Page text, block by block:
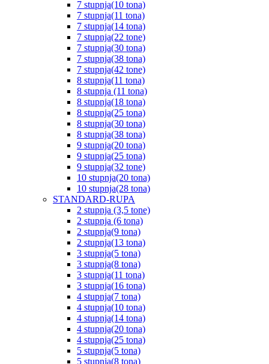
7 stupnja(10 tona)
7 stupnja(11 tona)
7 stupnja(14 tona)
7 stupnja(22 tone)
7 stupnja(30 tona)
7 stupnja(38 tona)
7 stupnja(42 tone)
8 stupnja(11 tona)
8 stupnja (11 tona)
8 stupnja(18 tona)
8 stupnja(25 tona)
8 stupnja(30 tona)
8 stupnja(38 tona)
9 stupnja(20 tona)
9 stupnja(25 tona)
9 stupnja(32 tone)
10 stupnja(20 tona)
10 stupnja(28 tona)
STANDARD-RUPA
2 stupnja (3,5 tone)
2 stupnja (6 tona)
2 stupnja(9 tona)
2 stupnja(13 tona)
3 stupnja(5 tona)
3 stupnja(8 tona)
3 stupnja(11 tona)
3 stupnja(16 tona)
4 stupnja(7 tona)
4 stupnja(10 tona)
4 stupnja(14 tona)
4 stupnja(20 tona)
4 stupnja(25 tona)
5 stupnja(5 tona)
5 stupnja(8 tona)